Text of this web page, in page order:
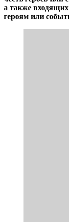
а также
героям или